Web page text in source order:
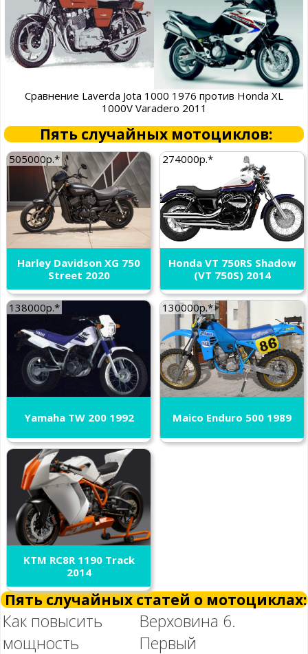
Сравнение Laverda Jota 1000 1976 против Honda XL
1000V Varadero 2011
Пять случайных мотоциклов:
505000р.*
Harley Davidson XG 750
Street 2020
274000р.*
Honda VT 750RS Shadow
(VT 750S) 2014
138000р.*
Yamaha TW 200 1992
130000р.*
Maico Enduro 500 1989
KTM RC8R 1190 Track
2014
Пять случайных статей о мотоциклах:
Как повысить
мощность
Верховина 6.
Первый